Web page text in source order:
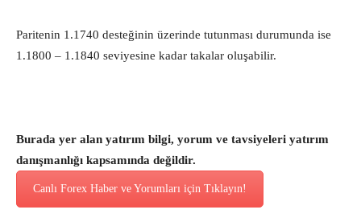
Paritenin 1.1740 desteğinin üzerinde tutunması durumunda ise
1.1800 – 1.1840 seviyesine kadar takalar oluşabilir.
Burada yer alan yatırım bilgi, yorum ve tavsiyeleri yatırım
danışmanlığı kapsamında değildir.
Canlı Forex Haber ve Yorumları için Tıklayın!